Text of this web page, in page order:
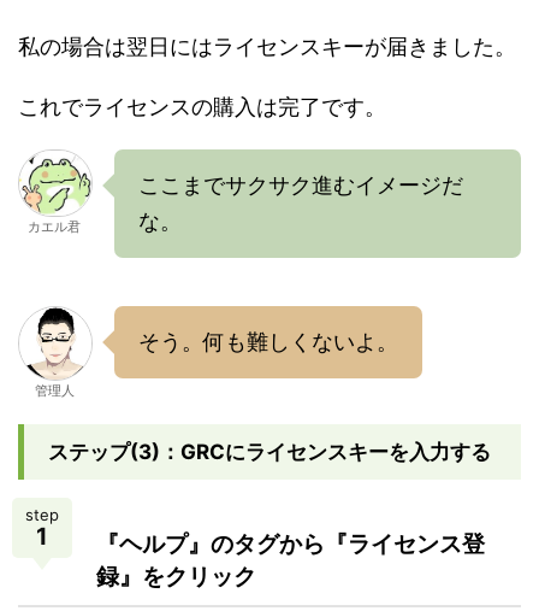
私の場合は翌日にはライセンスキーが届きました。
これでライセンスの購入は完了です。
カエル君
ここまでサクサク進むイメージだ
な。
管理人
そう。何も難しくないよ。
ステップ(3)：GRCにライセンスキーを入力する
step
1
『ヘルプ』のタグから『ライセンス登
録』をクリック